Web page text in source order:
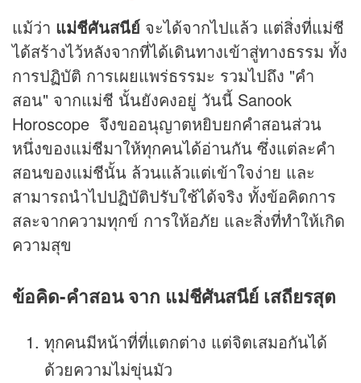
แม้ว่า แม่ชีศันสนีย์ จะได้จากไปแล้ว แต่สิ่งที่แม่ชี
ได้สร้างไว้หลังจากที่ได้เดินทางเข้าสู่ทางธรรม ทั้ง
การปฏิบัติ การเผยแพร่ธรรมะ รวมไปถึง "คำ
สอน" จากแม่ชี นั้นยังคงอยู่ วันนี้ Sanook
Horoscope จึงขออนุญาตหยิบยกคำสอนส่วน
หนึ่งของแม่ชีมาให้ทุกคนได้อ่านกัน ซึ่งแต่ละคำ
สอนของแม่ชีนั้น ล้วนแล้วแต่เข้าใจง่าย และ
สามารถนำไปปฏิบัติปรับใช้ได้จริง ทั้งข้อคิดการ
สละจากความทุกข์ การให้อภัย และสิ่งที่ทำให้เกิด
ความสุข
ข้อคิด-คำสอน จาก แม่ชีศันสนีย์ เสถียรสุต
ทุกคนมีหน้าที่ที่แตกต่าง แต่จิตเสมอกันได้
ด้วยความไม่ขุ่นมัว